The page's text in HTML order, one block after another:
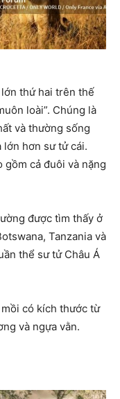
thứ hai trên thế
loài”. Chúng là
và thường sống
lớn hơn sư tử cái.
cả đuôi và nặng
được tìm thấy ở
Tanzania và
thể sư tử Châu Á
có kích thước từ
và ngựa vằn.